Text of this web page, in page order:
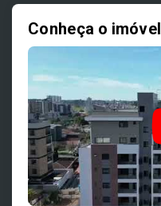
Conheça o imóvel